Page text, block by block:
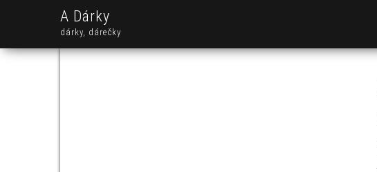
A Dárky
dárky, dárečky